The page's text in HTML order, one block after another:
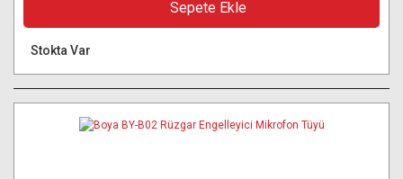
Sepete Ekle
Stokta Var